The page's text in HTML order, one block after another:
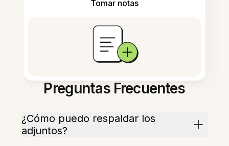
Tomar notas
Preguntas Frecuentes
¿Cómo puedo respaldar los
adjuntos?